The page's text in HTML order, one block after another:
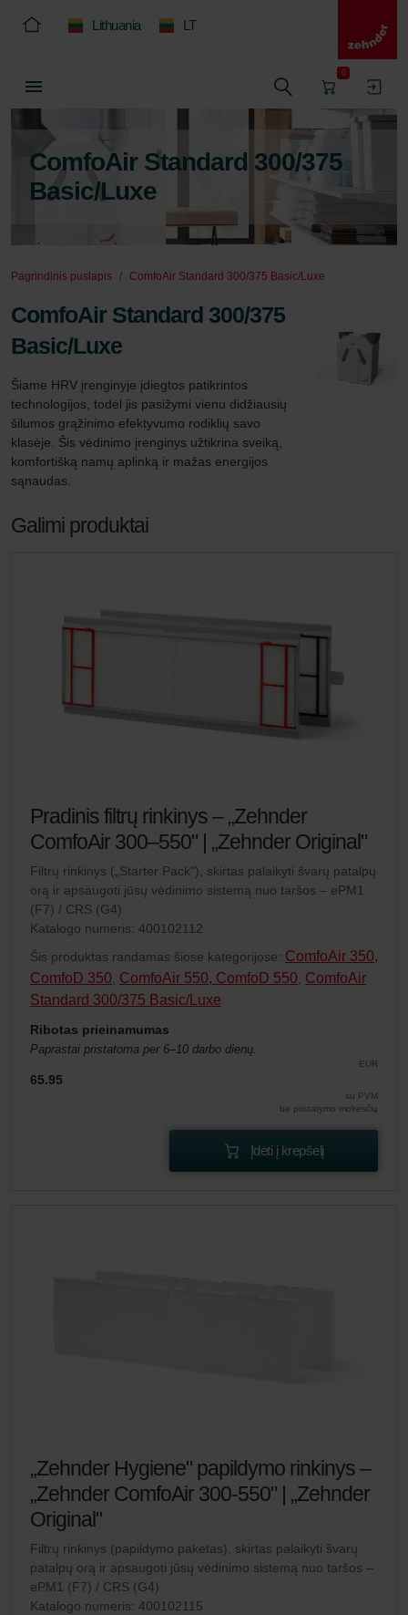
Lithuania LT
0
ComfoAir Standard 300/375
Basic/Luxe
Pagrindinis puslapis ComfoAir Standard 300/375 Basic/Luxe
ComfoAir Standard 300/375
Basic/Luxe
Šiame HRV įrenginyje įdiegtos patikrintos
technologijos, todėl jis pasižymi vienu didžiausių
šilumos grąžinimo efektyvumo rodiklių savo
klasėje. Šis vėdinimo įrenginys užtikrina sveiką,
komfortišką namų aplinką ir mažas energijos
sąnaudas.
Galimi produktai
Pradinis filtrų rinkinys – „Zehnder
ComfoAir 300–550" | „Zehnder Original"
Filtrų rinkinys („Starter Pack"), skirtas palaikyti švarų patalpų
orą ir apsaugoti jūsų vėdinimo sistemą nuo taršos – ePM1
(F7) / CRS (G4)
Katalogo numeris: 400102112
Šis produktas randamas šiose kategorijose: ComfoAir 350,
ComfoD 350 ComfoAir 550, ComfoD 550 ComfoAir
Standard 300/375 Basic/Luxe
Ribotas prieinamumas
Paprastai pristatoma per 6–10 darbo dienų.
EUR
65.95
su PVM
be pristatymo mokesčių
Įdėti į krepšelį
„Zehnder Hygiene" papildymo rinkinys –
„Zehnder ComfoAir 300-550" | „Zehnder
Original"
Filtrų rinkinys (papildymo paketas), skirtas palaikyti švarų
patalpų orą ir apsaugoti jūsų vėdinimo sistemą nuo taršos –
ePM1 (F7) / CRS (G4)
Katalogo numeris: 400102115